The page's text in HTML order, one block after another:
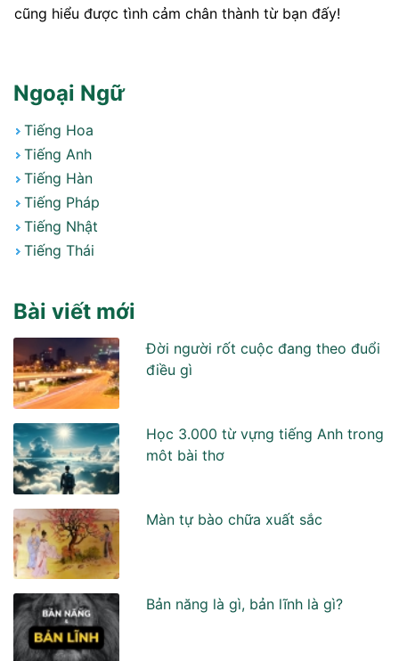
cũng hiểu được tình cảm chân thành từ bạn đấy!
Ngoại Ngữ
Tiếng Hoa
Tiếng Anh
Tiếng Hàn
Tiếng Pháp
Tiếng Nhật
Tiếng Thái
Bài viết mới
Đời người rốt cuộc đang theo đuổi
điều gì
Học 3.000 từ vựng tiếng Anh trong
môt bài thơ
Màn tự bào chữa xuất sắc
Bản năng là gì, bản lĩnh là gì?